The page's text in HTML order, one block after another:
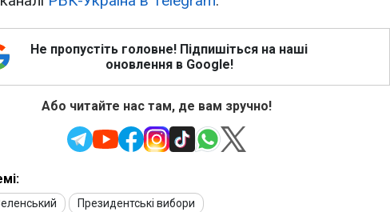
Не пропустіть головне! Підпишіться на наші
оновлення в Google!
Або читайте нас там, де вам зручно!
Президентські вибори